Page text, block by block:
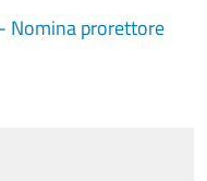
Nomina prorettore